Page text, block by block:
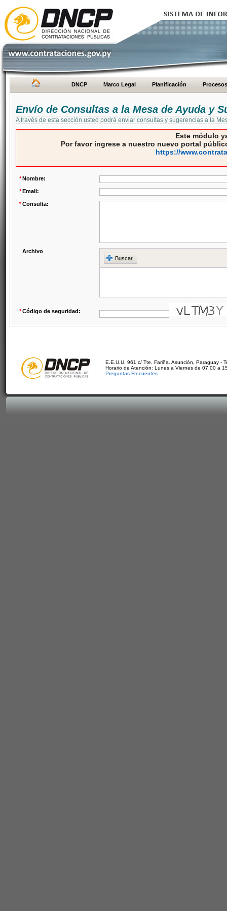
DNCP Marco Legal Planificación Procesos
Envío de Consultas a la Mesa de Ayuda y
A través de esta sección usted podrá enviar consultas y sugerencias a la
Este módulo
Por favor ingrese a nuestro nuevo portal
https://
*Nombre:
*Email:
*Consulta:
Archivo
Buscar
*Código de seguridad:
E.E.U.U. 961 c/ Tte. Fariña. Asunción, Paraguay -
Horario de Atención: Lunes a Viernes de 07:00 a
Preguntas Frecuentes